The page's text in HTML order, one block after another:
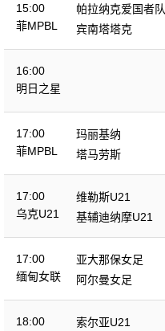
15:00
菲MPBL
帕拉纳克爱国者队
宾南塔塔克
16:00
明日之星
17:00
菲MPBL
玛丽基纳
塔马劳斯
17:00
乌克U21
维勒斯U21
基辅迪纳摩U21
17:00
缅甸女联
亚大那保女足
阿尔曼女足
18:00
索尔亚U21